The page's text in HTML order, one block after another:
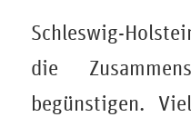
Schleswig-
die
begünstigen.